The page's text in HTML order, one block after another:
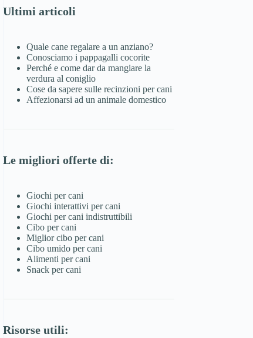
Ultimi articoli
Quale cane regalare a un anziano?
Conosciamo i pappagalli cocorite
Perché e come dar da mangiare la
verdura al coniglio
Cose da sapere sulle recinzioni per cani
Affezionarsi ad un animale domestico
Le migliori offerte di:
Giochi per cani
Giochi interattivi per cani
Giochi per cani indistruttibili
Cibo per cani
Miglior cibo per cani
Cibo umido per cani
Alimenti per cani
Snack per cani
Risorse utili: